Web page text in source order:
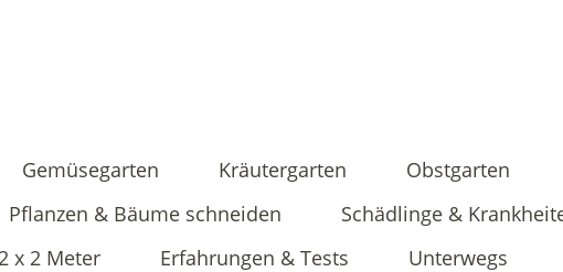
Gemüsegarten Kräutergarten Obstgarten
Pflanzen & Bäume schneiden Schädlinge &
x 2 Meter Erfahrungen & Tests Unterwegs